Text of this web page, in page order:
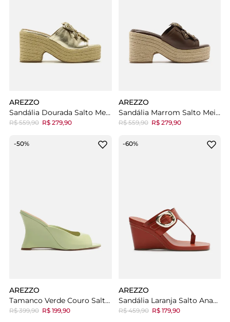
AREZZO
Sandália Dourada Salto Meia Pata Bloco Metalizada
R$ 559,90 R$ 279,90
AREZZO
Sandália Marrom Salto Meia Pata Bloco
R$ 559,90 R$ 279,90
-50%
AREZZO
Tamanco Verde Couro Salto Alto Anabela
R$ 399,90 R$ 199,90
-60%
AREZZO
Sandália Laranja Salto Anabela
R$ 459,90 R$ 179,90